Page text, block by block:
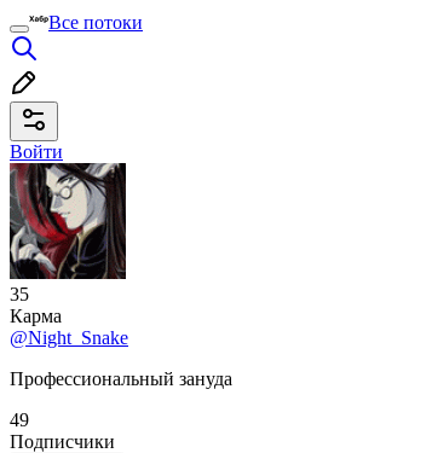
Все потоки
Войти
35
Карма
@Night_Snake
Профессиональный зануда
49
Подписчики